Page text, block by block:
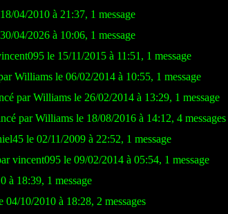
04/2010 à 21:37, 1 message
04/2026 à 10:06, 1 message
le 15/11/2015 à 11:51, 1 message
Williams le 06/02/2014 à 10:55, 1 message
par Williams le 26/02/2014 à 13:29, 1 message
par Williams le 18/08/2016 à 14:12, 4 messages
le 02/11/2009 à 22:52, 1 message
vincent095 le 09/02/2014 à 05:54, 1 message
à 18:39, 1 message
04/10/2010 à 18:28, 2 messages